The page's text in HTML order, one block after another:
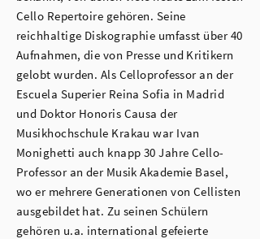
Cello Repertoire gehören. Seine
reichhaltige Diskographie umfasst über 40
Aufnahmen, die von Presse und Kritikern
gelobt wurden. Als Celloprofessor an der
Escuela Superier Reina Sofia in Madrid
und Doktor Honoris Causa der
Musikhochschule Krakau war Ivan
Monighetti auch knapp 30 Jahre Cello-
Professor an der Musik Akademie Basel,
wo er mehrere Generationen von Cellisten
ausgebildet hat. Zu seinen Schülern
gehören u.a. international gefeierte